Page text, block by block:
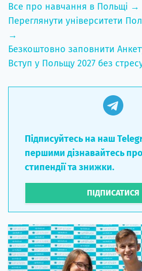
Все про навчання в Польщі →
Переглянути університети
→
Безкоштовно заповнити
Вступ у Польщу 2027 без
Підписуйтесь на наш
першими дізнавайтесь про
стипендії та знижки.
ПІДПИСАТИСЯ